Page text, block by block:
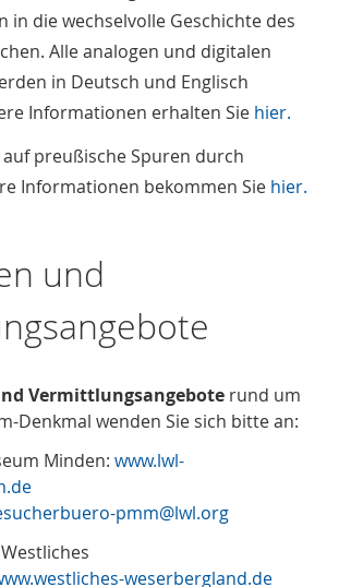
in die wechselvolle Geschichte des
Alle analogen und digitalen
in Deutsch und Englisch
Informationen erhalten Sie hier.
auf preußische Spuren durch
Informationen bekommen Sie hier.
und
Vermittlungsangebote rund um
Denkmal wenden Sie sich bitte an:
Minden: www.lwl-
pmm@lwl.org
weserbergland.de